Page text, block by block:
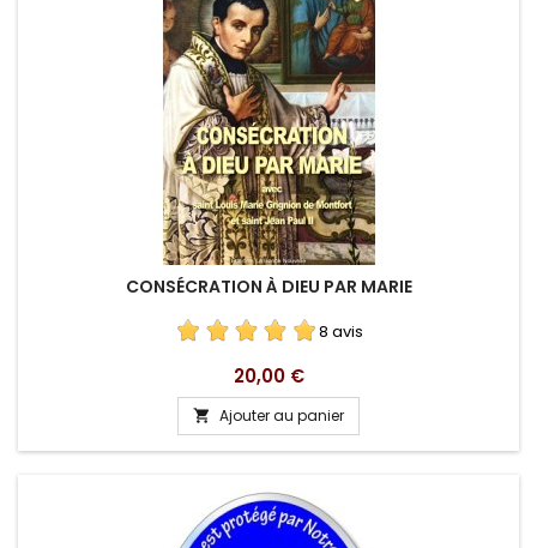
CONSÉCRATION À DIEU PAR MARIE
8 avis
Prix
20,00 €
 Ajouter au panier